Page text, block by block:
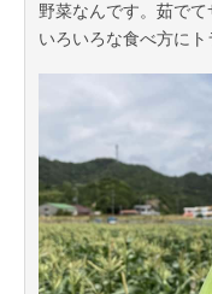
野菜なんです。茹で
いろいろな食べ方にト